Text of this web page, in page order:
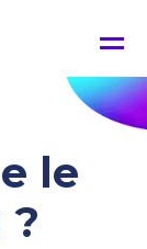
le